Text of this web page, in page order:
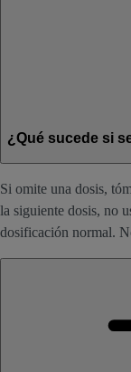
¿Qué sucede si
Si omite una dosis,
la siguiente dosis, no
dosificación normal.